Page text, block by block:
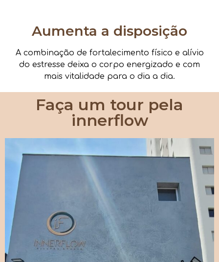
Aumenta a disposição
A combinação de fortalecimento físico e alívio
do estresse deixa o corpo energizado e com
mais vitalidade para o dia a dia.
Faça um tour pela
innerflow